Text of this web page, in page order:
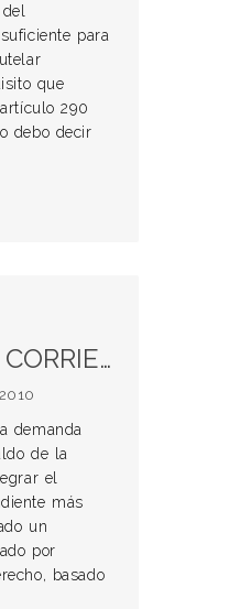
para
que
290
debo decir
DE INHABILIDAD DE TÍTULO.
demanda
de la
el
más
un
por
basado